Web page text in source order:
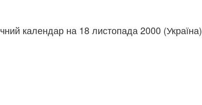
календар на 18 листопада 2000 (Україна)